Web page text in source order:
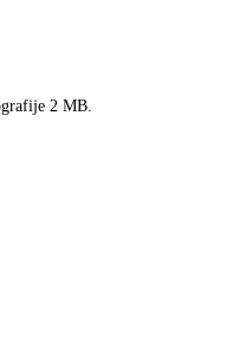
2 MB.